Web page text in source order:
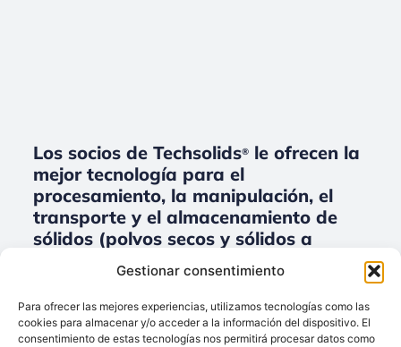
Gestionar consentimiento
Para ofrecer las mejores experiencias, utilizamos tecnologías como las
cookies para almacenar y/o acceder a la información del dispositivo. El
consentimiento de estas tecnologías nos permitirá procesar datos como
Los socios de Techsolids®le ofrecen la
mejor tecnología para el
procesamiento, la manipulación, el
transporte y el almacenamiento de
sólidos (polvos secos y sólidos a
granel) para Accesorios.